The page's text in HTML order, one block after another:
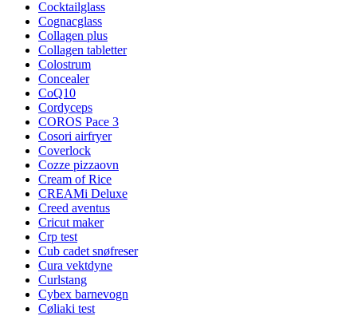
Cocktailglass
Cognacglass
Collagen plus
Collagen tabletter
Colostrum
Concealer
CoQ10
Cordyceps
COROS Pace 3
Cosori airfryer
Coverlock
Cozze pizzaovn
Cream of Rice
CREAMi Deluxe
Creed aventus
Cricut maker
Crp test
Cub cadet snøfreser
Cura vektdyne
Curlstang
Cybex barnevogn
Cøliaki test